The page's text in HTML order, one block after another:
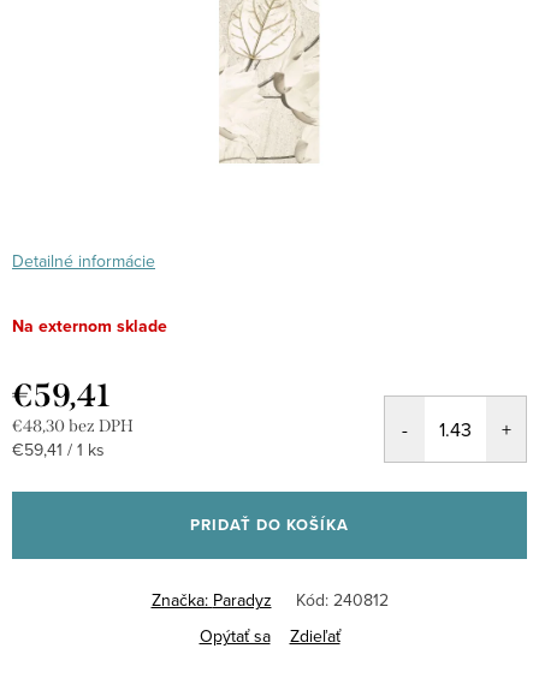
Detailné informácie
Na externom sklade
€59,41
€48,30 bez DPH
Jednotková
€59,41 / 1 ks
PRIDAŤ DO KOŠÍKA
Značka: Paradyz Kód: 240812
Opýtať sa
Zdieľať